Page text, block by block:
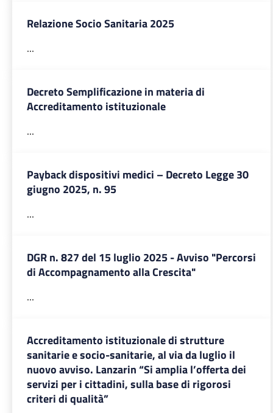
Relazione Socio Sanitaria 2025
...
Decreto Semplificazione in materia di
Accreditamento istituzionale
...
Payback dispositivi medici – Decreto Legge 30
giugno 2025, n. 95
...
DGR n. 827 del 15 luglio 2025 - Avviso "Percorsi
di Accompagnamento alla Crescita"
...
Accreditamento istituzionale di strutture
sanitarie e socio-sanitarie, al via da luglio il
nuovo avviso. Lanzarin “Si amplia l’offerta dei
servizi per i cittadini, sulla base di rigorosi
criteri di qualità”